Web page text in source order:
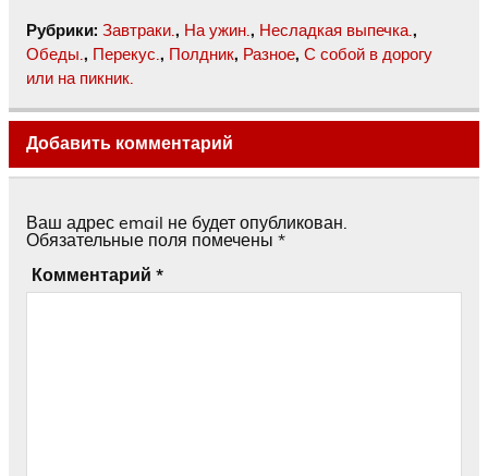
Рубрики: Завтраки., На ужин., Несладкая выпечка.,
Обеды., Перекус., Полдник, Разное, С собой в дорогу
или на пикник.
Добавить комментарий
Ваш адрес email не будет опубликован.
Обязательные поля помечены *
Комментарий *